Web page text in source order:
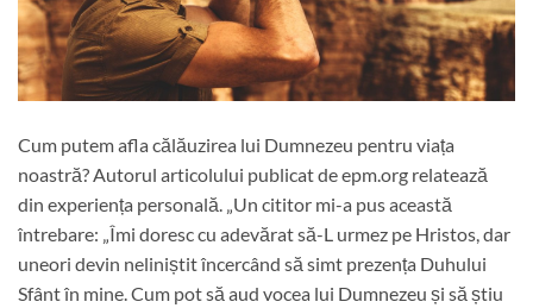
Cum putem afla călăuzirea lui Dumnezeu pentru viața
noastră? Autorul articolului publicat de epm.org relatează
din experiența personală. „Un cititor mi-a pus această
întrebare: „Îmi doresc cu adevărat să-L urmez pe Hristos, dar
uneori devin neliniștit încercând să simt prezența Duhului
Sfânt în mine. Cum pot să aud vocea lui Dumnezeu și să știu